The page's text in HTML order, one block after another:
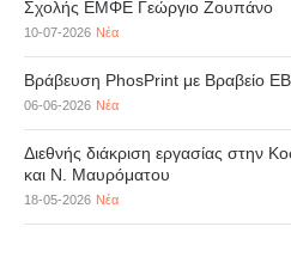
Σχολής ΕΜΦΕ Γεώργιο Ζουπάνο
10-07-2026 Νέα
Βράβευση PhosPrint με Βραβείο
06-06-2026 Νέα
Διεθνής διάκριση εργασίας στην
και Ν. Μαυρόματου
18-05-2026 Νέα